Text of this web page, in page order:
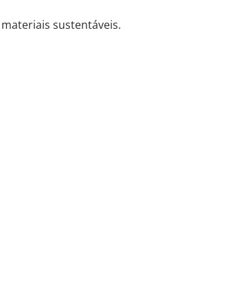
materiais sustentáveis.